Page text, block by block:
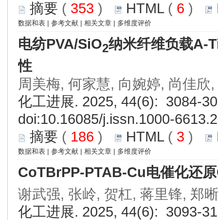
摘要 ( 353 ) HTML( 6 )
数据和表 | 参考文献 | 相关文章 | 多维度评价
电纺PVA/SiO2纳米纤维负载A-
性
周美梅, 何家慧, 向婉婷, 尚佳
化工进展. 2025, 44(6): 3084-
doi:10.16085/j.issn.1000-
摘要 ( 186 ) HTML( 3 )
数据和表 | 参考文献 | 相关文章 | 多维度评价
CoTBrPP-PTAB-Cu电催化还
谢武强, 张岭, 贺杠, 蒋里锋, 郑
化工进展. 2025, 44(6): 3093-